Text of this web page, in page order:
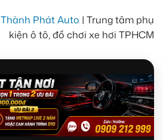
Thành Phát Auto | Trung tâm phụ
kiện ô tô, đồ chơi xe hơi TPHCM